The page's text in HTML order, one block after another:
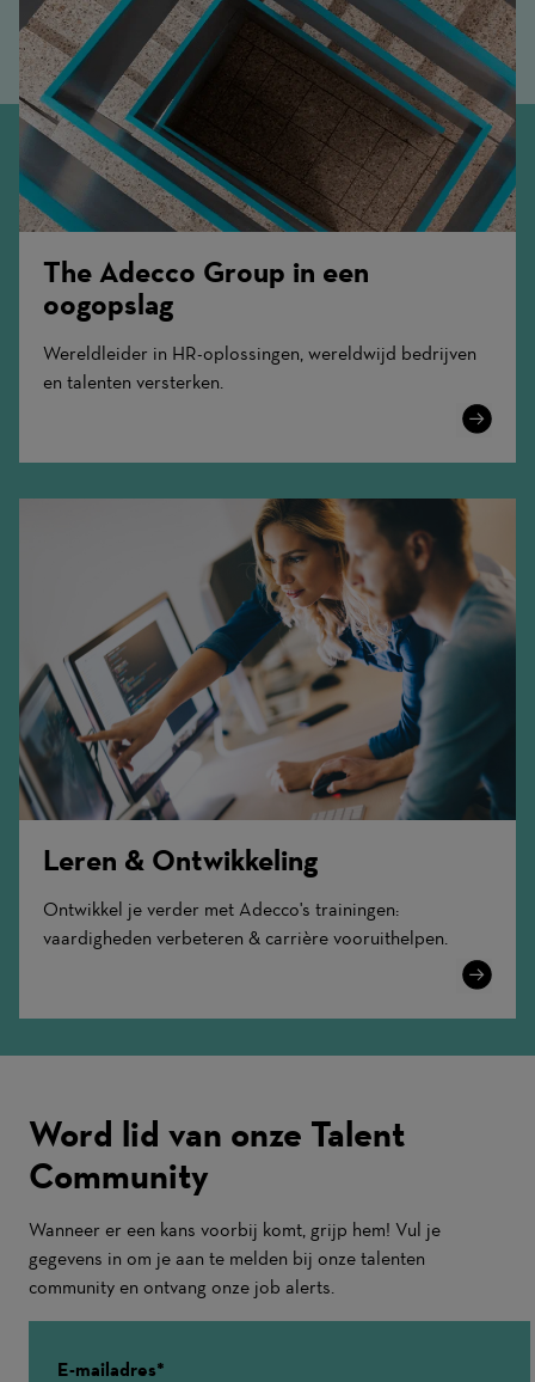
The Adecco Group in een
oogopslag
Wereldleider in HR-oplossingen, wereldwijd bedrijven
en talenten versterken.
Learn
Leren & Ontwikkeling
Ontwikkel je verder met Adecco's trainingen:
vaardigheden verbeteren & carrière vooruithelpen.
Learn
Word lid van onze Talent
Community
Wanneer er een kans voorbij komt, grijp hem! Vul je
gegevens in om je aan te melden bij onze talenten
community en ontvang onze job alerts.
E-mailadres